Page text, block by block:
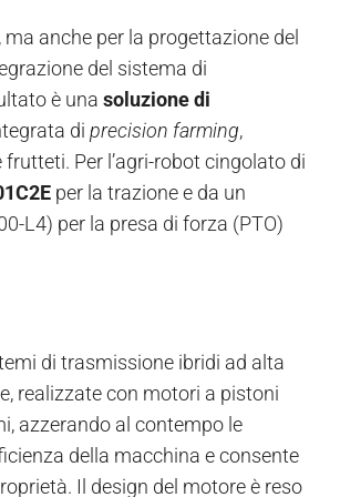
anche per la progettazione del
del sistema di
è una soluzione di
di precision farming,
Per l’agri-robot cingolato di
per la trazione e da un
L4) per la presa di forza (PTO)
di trasmissione ibridi ad alta
realizzate con motori a pistoni
azzerando al contempo le
della macchina e consente
Il design del motore è reso